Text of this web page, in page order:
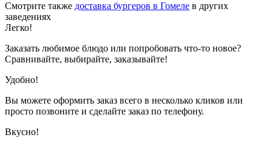
Смотрите также доставка бургеров в Гомеле в других
заведениях
Легко!
Заказать любимое блюдо или попробовать что-то новое?
Сравнивайте, выбирайте, заказывайте!
Удобно!
Вы можете оформить заказ всего в несколько кликов или
просто позвоните и сделайте заказ по телефону.
Вкусно!